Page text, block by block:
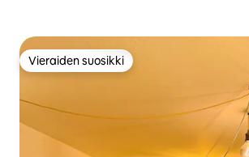
Vieraiden suosikki
Vieraiden suosikki